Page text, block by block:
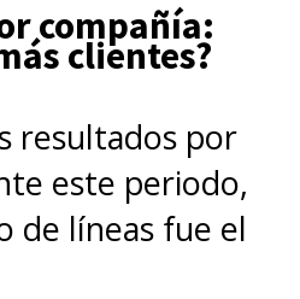
compañía:
clientes?
resultados por
este periodo,
de líneas fue el